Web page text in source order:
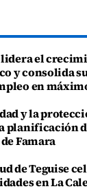
lidera el
y consolida
en
y la
planificación
Famara
de Teguise
en La